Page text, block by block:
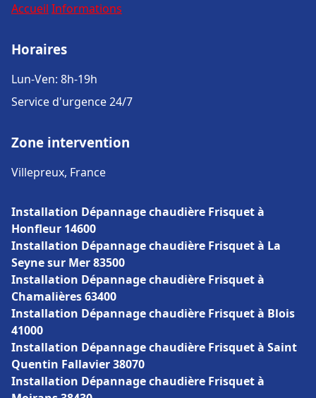
Accueil Informations
Horaires
Lun-Ven: 8h-19h
Service d'urgence 24/7
Zone intervention
Villepreux, France
Installation Dépannage chaudière Frisquet à
Honfleur 14600
Installation Dépannage chaudière Frisquet à La
Seyne sur Mer 83500
Installation Dépannage chaudière Frisquet à
Chamalières 63400
Installation Dépannage chaudière Frisquet à Blois
41000
Installation Dépannage chaudière Frisquet à Saint
Quentin Fallavier 38070
Installation Dépannage chaudière Frisquet à